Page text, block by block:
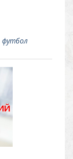
футбол